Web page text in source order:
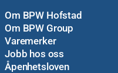
Om BPW Hofstad
Om BPW Group
Varemerker
Jobb hos oss
Åpenhetsloven